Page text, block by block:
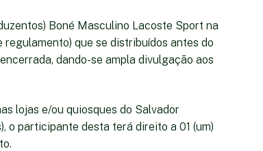
Boné Masculino Lacoste Sport na
regulamento) que se distribuídos antes do
dando-se ampla divulgação aos
lojas e/ou quiosques do Salvador
o participante desta terá direito a 01 (um)